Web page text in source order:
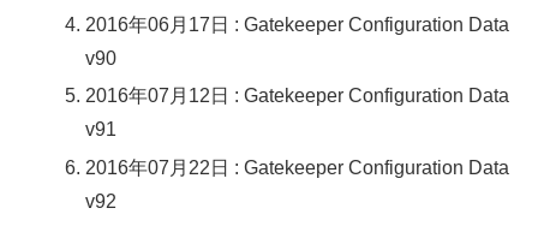
2016年06月17日 : Gatekeeper Configuration Data
v90
2016年07月12日 : Gatekeeper Configuration Data
v91
2016年07月22日 : Gatekeeper Configuration Data
v92